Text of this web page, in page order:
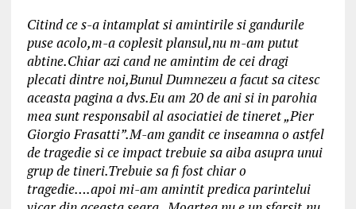
Citind ce s-a intamplat si amintirile si gandurile
puse acolo,m-a coplesit plansul,nu m-am putut
abtine.Chiar azi cand ne amintim de cei dragi
plecati dintre noi,Bunul Dumnezeu a facut sa citesc
aceasta pagina a dvs.Eu am 20 de ani si in parohia
mea sunt responsabil al asociatiei de tineret „Pier
Giorgio Frasatti”.M-am gandit ce inseamna o astfel
de tragedie si ce impact trebuie sa aiba asupra unui
grup de tineri.Trebuie sa fi fost chiar o
tragedie….apoi mi-am amintit predica parintelui